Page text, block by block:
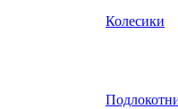
Колесики